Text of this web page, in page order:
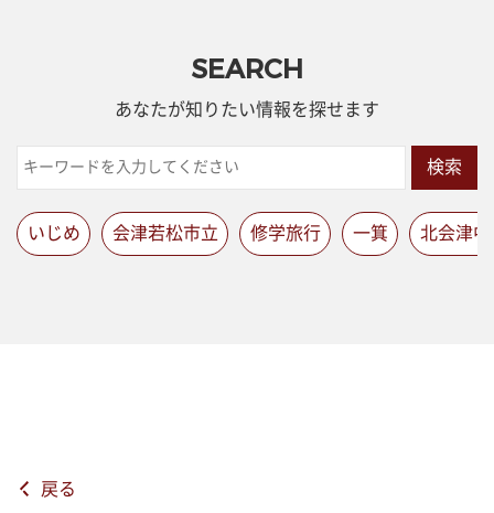
SEARCH
あなたが知りたい情報を探せます
検索
いじめ 会津若松市立 修学旅行 一箕 北会津中
戻る